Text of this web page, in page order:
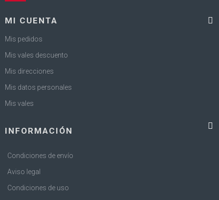
MI CUENTA
Mis pedidos
Mis vales descuento
Mis direcciones
Mis datos personales
Mis vales
INFORMACIÓN
Condiciones de envío
Aviso legal
Condiciones de uso